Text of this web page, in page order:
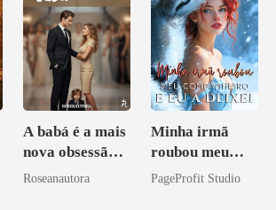
A babá é a mais
nova obsessão
do CEO
Roseanautora
Minha irmã
roubou meu
companheiro e
PageProfit Studio